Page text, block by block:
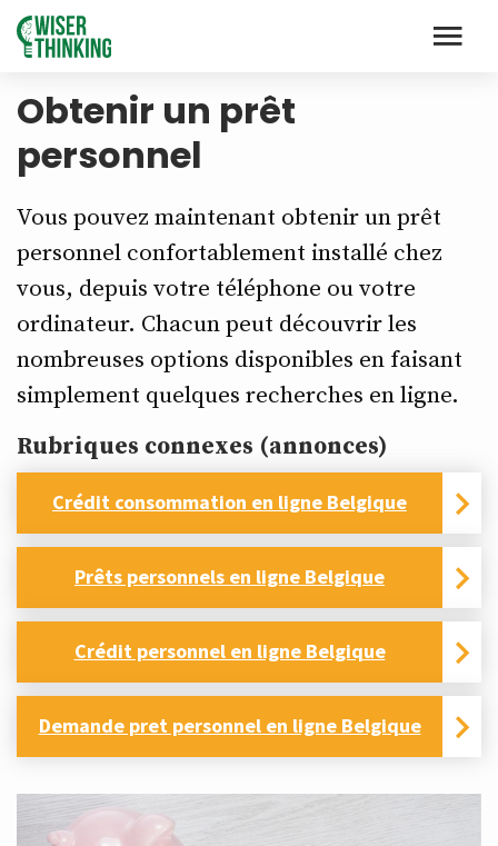
Obtenir un prêt
personnel
Vous pouvez maintenant obtenir un prêt
personnel confortablement installé chez
vous, depuis votre téléphone ou votre
ordinateur. Chacun peut découvrir les
nombreuses options disponibles en faisant
simplement quelques recherches en ligne.
Rubriques connexes (annonces)
Crédit consommation en ligne Belgique
Prêts personnels en ligne Belgique
Crédit personnel en ligne Belgique
Demande pret personnel en ligne Belgique